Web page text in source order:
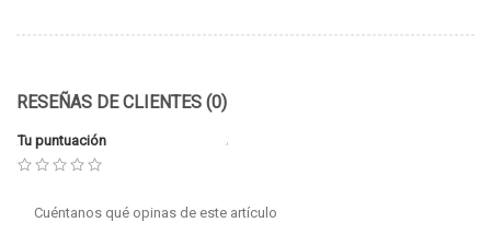
RESEÑAS DE CLIENTES (0)
Tu puntuación